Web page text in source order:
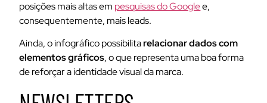
posições mais altas em pesquisas do Googlee,
consequentemente, mais leads.
Ainda, o infográfico possibilitarelacionar dados com
elementos gráficos, o que representa uma boa forma
de reforçar a identidade visual da marca.